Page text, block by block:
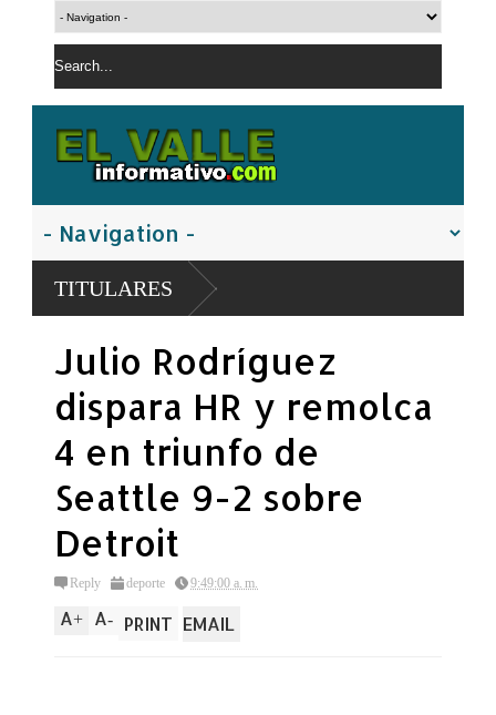
TITULARES
Julio Rodríguez
dispara HR y remolca
4 en triunfo de
Seattle 9-2 sobre
Detroit
Reply deporte 9:49:00 a. m.
A+ A- PRINT EMAIL